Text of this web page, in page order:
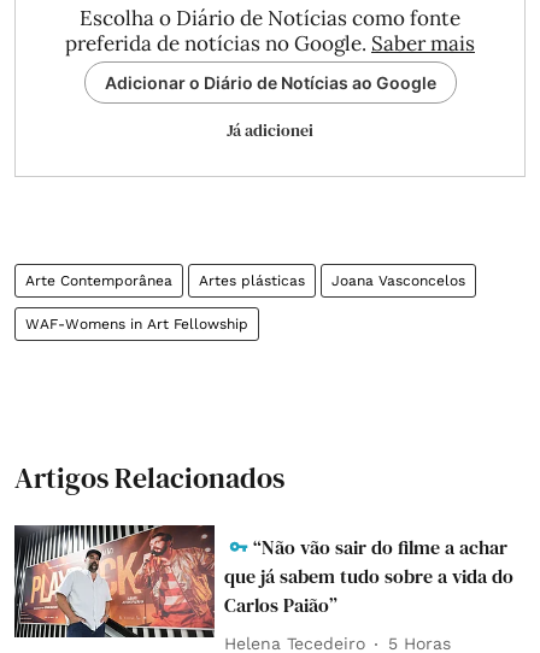
Escolha o Diário de Notícias como fonte
preferida de notícias no Google. Saber mais
Adicionar o Diário de Notícias ao Google
Já adicionei
Arte Contemporânea Artes plásticas Joana Vasconcelos
WAF-Womens in Art Fellowship
Artigos Relacionados
“Não vão sair do filme a achar
que já sabem tudo sobre a vida do
Carlos Paião”
Helena Tecedeiro 5 Horas